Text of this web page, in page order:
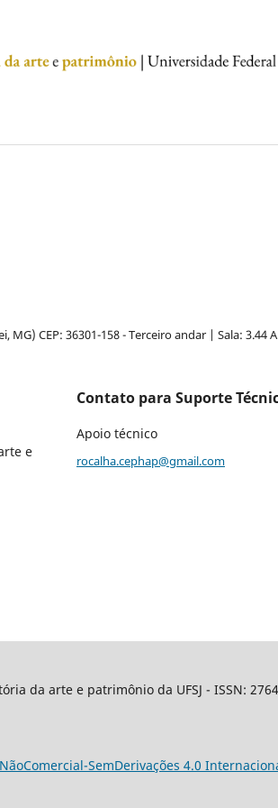
MG) CEP: 36301-158 - Terceiro andar | Sala: 3.44 A
e
Contato para Suporte
Apoio técnico
rocalha.cephap@gmail.com
da arte e patrimônio da UFSJ - ISSN:
SemDerivações 4.0